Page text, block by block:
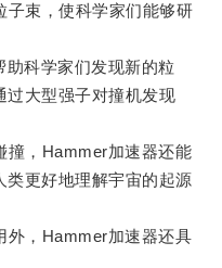
束，使科学家们能够研
科学家们发现新的粒
过大型强子对撞机发现
，Hammer加速器还能
类更好地理解宇宙的起源
，Hammer加速器还具